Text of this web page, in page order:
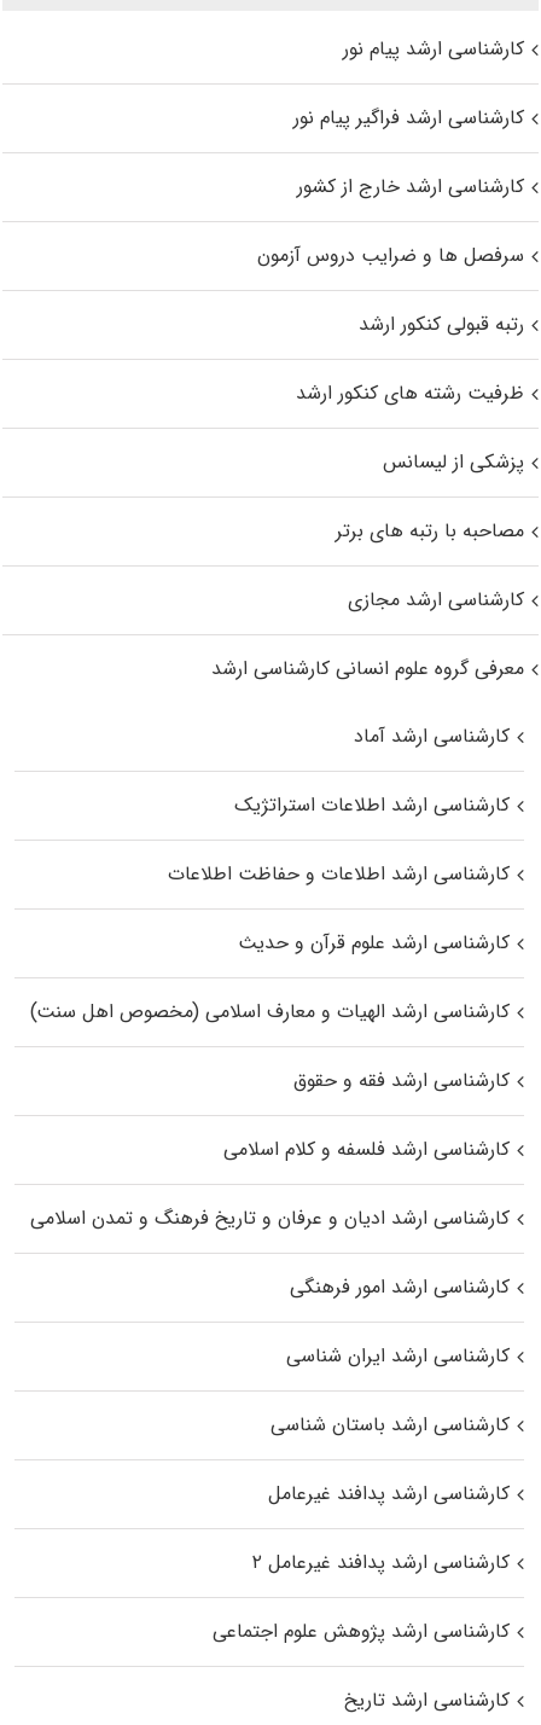
کارشناسی ارشد پیام نور
کارشناسی ارشد فراگیر پیام نور
کارشناسی ارشد خارج از کشور
سرفصل ها و ضرایب دروس آزمون
رتبه قبولی کنکور ارشد
ظرفیت رشته های کنکور ارشد
پزشکی از لیسانس
مصاحبه با رتبه های برتر
کارشناسی ارشد مجازی
معرفی گروه علوم انسانی کارشناسی ارشد
کارشناسی ارشد آماد
کارشناسی ارشد اطلاعات استراتژیک
کارشناسی ارشد اطلاعات و حفاظت اطلاعات
کارشناسی ارشد علوم قرآن و حدیث
کارشناسی ارشد الهیات و معارف اسلامی (مخصوص اهل سنت)
کارشناسی ارشد فقه و حقوق
کارشناسی ارشد فلسفه و کلام اسلامی
کارشناسی ارشد ادیان و عرفان و تاریخ فرهنگ و تمدن اسلامی
کارشناسی ارشد امور فرهنگی
کارشناسی ارشد ایران شناسی
کارشناسی ارشد باستان شناسی
کارشناسی ارشد پدافند غیرعامل
کارشناسی ارشد پدافند غیرعامل ۲
کارشناسی ارشد پژوهش علوم اجتماعی
کارشناسی ارشد تاریخ